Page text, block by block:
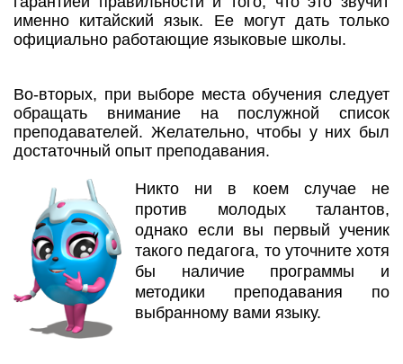
именно китайский язык. Ее могут дать только
официально работающие языковые школы.
Во-вторых, при выборе места обучения следует
обращать внимание на послужной список
преподавателей. Желательно, чтобы у них был
достаточный опыт преподавания.
Никто ни в коем случае не
против молодых талантов,
однако если вы первый ученик
такого педагога, то уточните хотя
бы наличие программы и
методики преподавания по
выбранному вами языку.